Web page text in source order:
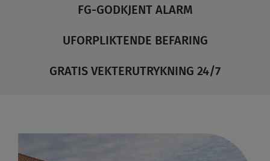
FG-GODKJENT ALARM
UFORPLIKTENDE BEFARING
GRATIS VEKTERUTRYKNING 24/7